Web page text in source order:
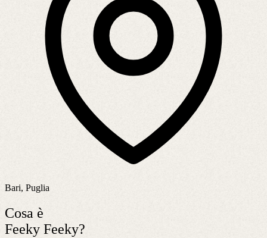
Bari, Puglia
Cosa è
Feeky Feeky?